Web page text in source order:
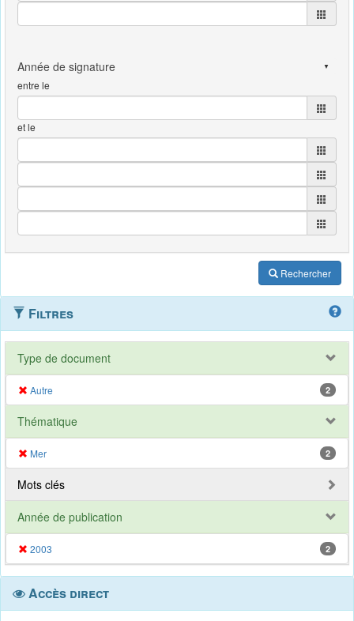
entre le
et le
Rechercher
Filtres
Type de document
Autre 2
Thématique
Mer 2
Mots clés
Année de publication
2003 2
Accès direct